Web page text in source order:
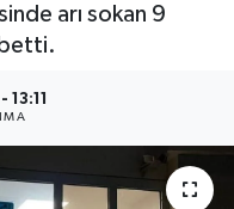
arı sokan 9
13:11